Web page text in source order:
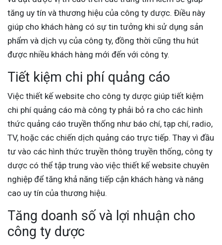
tăng uy tín và thương hiệu của công ty dược. Điều này
giúp cho khách hàng có sự tin tưởng khi sử dụng sản
phẩm và dịch vụ của công ty, đồng thời cũng thu hút
được nhiều khách hàng mới đến với công ty.
Tiết kiệm chi phí quảng cáo
Việc thiết kế website cho công ty dược giúp tiết kiệm
chi phí quảng cáo mà công ty phải bỏ ra cho các hình
thức quảng cáo truyền thống như báo chí, tạp chí, radio,
TV, hoặc các chiến dịch quảng cáo trực tiếp. Thay vì đầu
tư vào các hình thức truyền thông truyền thống, công ty
dược có thể tập trung vào việc thiết kế website chuyên
nghiệp để tăng khả năng tiếp cận khách hàng và nâng
cao uy tín của thương hiệu.
Tăng doanh số và lợi nhuận cho
công ty dược